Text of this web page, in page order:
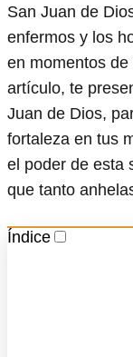
San Juan de
enfermos y los
en momentos
artículo, te
Juan de Dios,
fortaleza en tus
el poder de esta
que tanto
Índice